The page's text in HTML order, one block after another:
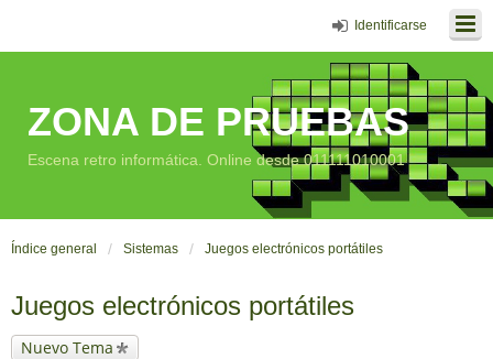
Identificarse
ZONA DE PRUEBAS
Escena retro informática. Online desde 011111010001
Índice general Sistemas Juegos electrónicos portátiles
Juegos electrónicos portátiles
Nuevo Tema